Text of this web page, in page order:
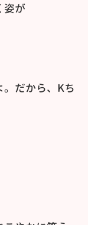
姿が
。だから、Kち